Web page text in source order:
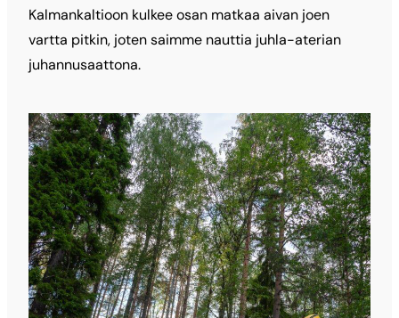
Kalmankaltioon kulkee osan matkaa aivan joen
vartta pitkin, joten saimme nauttia juhla-aterian
juhannusaattona.